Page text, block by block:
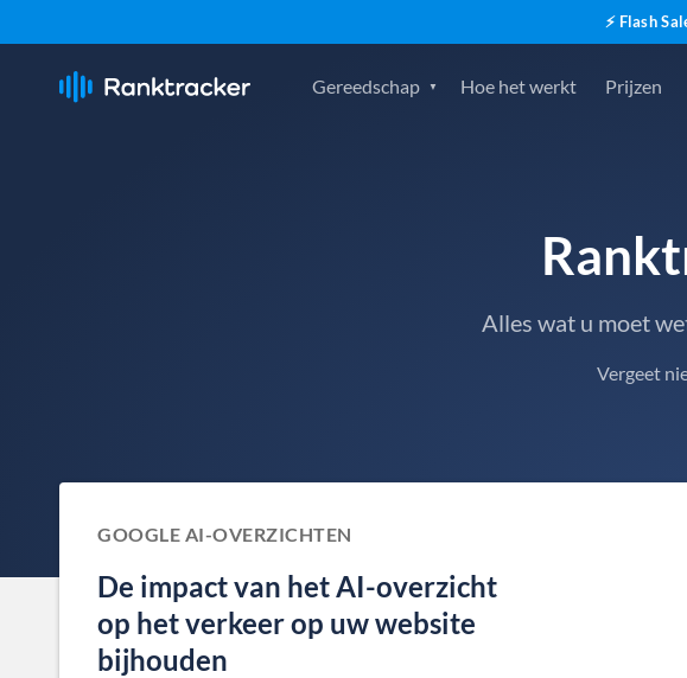
⚡ Flash
Gereedschap Hoe het werkt Prijzen
Alles wat u moet
Vergeet
GOOGLE AI-OVERZICHTEN
De impact van het AI-overzicht
op het verkeer op uw website
bijhouden